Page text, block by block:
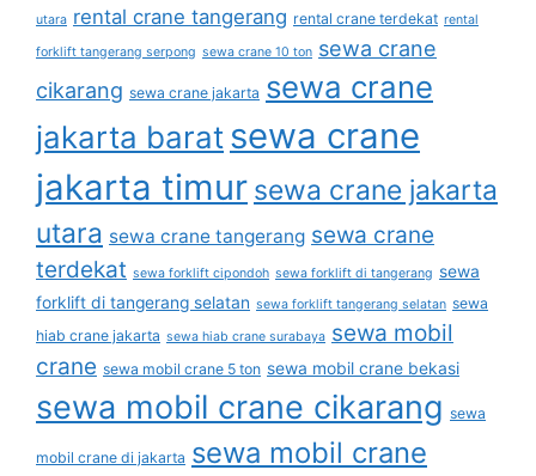
utara rental crane tangerang rental crane terdekat rental
forklift tangerang serpong sewa crane 10 ton sewa crane
cikarang sewa crane jakarta sewa crane
jakarta baratsewa crane
jakarta timur sewa crane jakarta
utara sewa crane tangerang sewa crane
terdekat sewa forklift cipondoh sewa forklift di tangerang sewa
forklift di tangerang selatan sewa forklift tangerang selatan sewa
hiab crane jakarta sewa hiab crane surabaya sewa mobil
crane sewa mobil crane 5 ton sewa mobil crane bekasi
sewa mobil crane cikarang sewa
mobil crane di jakarta sewa mobil crane